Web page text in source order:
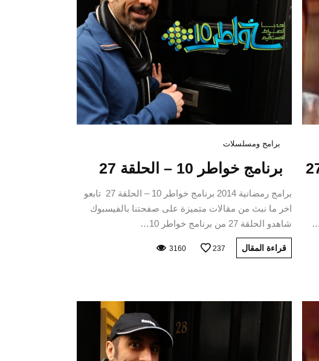
برامج ومسلسلات
برنامج خواطر 10 – الحلقة 27
برامج رمضانية 2014 برنامج خواطر 10 – الحلقة 27 تابعو
اخر ما نبث من مقالات متميزة على صفحتنا بالفيسبوك
شاهدو الحلقة 27 من برنامج خواطر 10…
قراءة المقال 237
3160